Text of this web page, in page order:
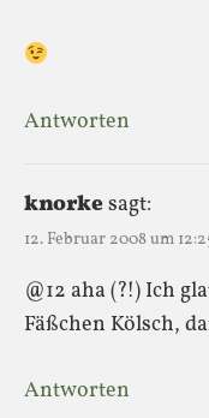
Antworten
knorkesagt:
12. Februar 2008 um
@12 aha (?!) Ich
Fäßchen Kölsch,
Antworten